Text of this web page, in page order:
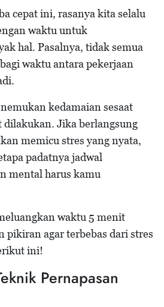
cepat ini, rasanya kita selalu
waktu untuk
hal. Pasalnya, tidak semua
waktu antara pekerjaan
kedamaian sesaat
dilakukan. Jika berlangsung
memicu stres yang nyata,
padatnya jadwal
mental harus kamu
waktu 5 menit
agar terbebas dari stres
ini!
Pernapasan